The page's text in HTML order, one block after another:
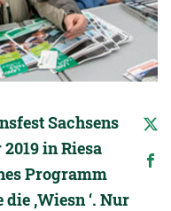
Sachsens
in Riesa
Programm
‚Wiesn ‘. Nur